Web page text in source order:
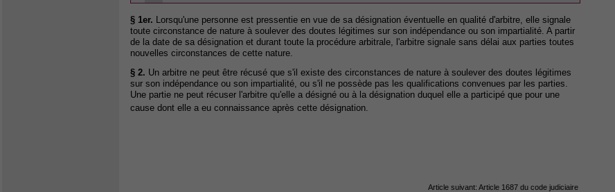
§ 1er. Lorsqu'une personne est pressentie en vue de sa désignation éventuelle en qualité d'arbitre, elle signale
toute circonstance de nature à soulever des doutes légitimes sur son indépendance ou son impartialité. A partir
de la date de sa désignation et durant toute la procédure arbitrale, l'arbitre signale sans délai aux parties toutes
nouvelles circonstances de cette nature.
§ 2. Un arbitre ne peut être récusé que s'il existe des circonstances de nature à soulever des doutes légitimes
sur son indépendance ou son impartialité, ou s'il ne possède pas les qualifications convenues par les parties.
Une partie ne peut récuser l'arbitre qu'elle a désigné ou à la désignation duquel elle a participé que pour une
cause dont elle a eu connaissance après cette désignation.
Article suivant: Article 1687 du code judiciaire